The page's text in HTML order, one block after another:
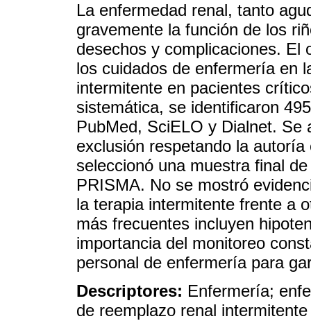
La enfermedad renal, tanto
gravemente la función de los
desechos y complicaciones. El
los cuidados de enfermería en
intermitente en pacientes
sistemática, se identificaron
PubMed, SciELO y Dialnet. Se
exclusión respetando la
seleccionó una muestra final
PRISMA. No se mostró
la terapia intermitente frente a
más frecuentes incluyen
importancia del monitoreo
personal de enfermería para
Descriptores: Enfermería;
de reemplazo renal intermitente